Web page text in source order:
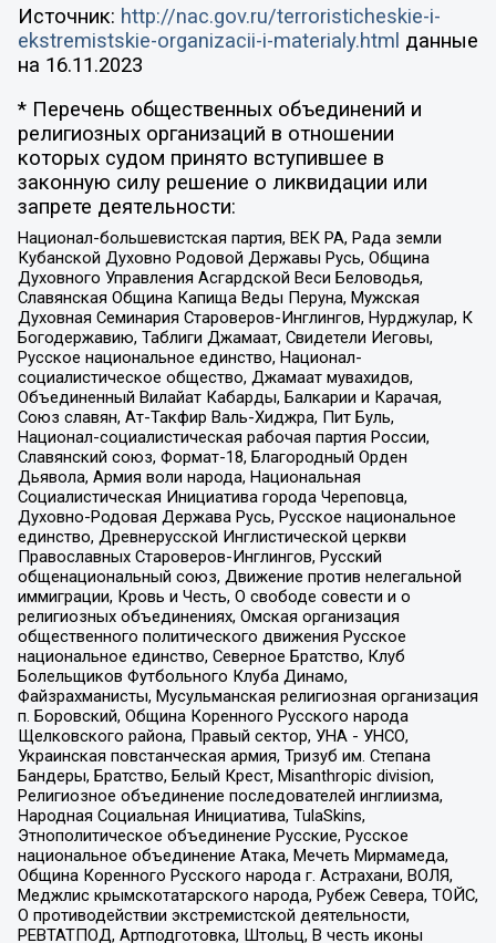
Источник: http://nac.gov.ru/terroristicheskie-i-
ekstremistskie-organizacii-i-materialy.html данные
на 16.11.2023
* Перечень общественных объединений и
религиозных организаций в отношении
которых судом принято вступившее в
законную силу решение о ликвидации или
запрете деятельности:
Национал-большевистская партия, ВЕК РА, Рада земли
Кубанской Духовно Родовой Державы Русь, Община
Духовного Управления Асгардской Веси Беловодья,
Славянская Община Капища Веды Перуна, Мужская
Духовная Семинария Староверов-Инглингов, Нурджулар, К
Богодержавию, Таблиги Джамаат, Свидетели Иеговы,
Русское национальное единство, Национал-
социалистическое общество, Джамаат мувахидов,
Объединенный Вилайат Кабарды, Балкарии и Карачая,
Союз славян, Ат-Такфир Валь-Хиджра, Пит Буль,
Национал-социалистическая рабочая партия России,
Славянский союз, Формат-18, Благородный Орден
Дьявола, Армия воли народа, Национальная
Социалистическая Инициатива города Череповца,
Духовно-Родовая Держава Русь, Русское национальное
единство, Древнерусской Инглистической церкви
Православных Староверов-Инглингов, Русский
общенациональный союз, Движение против нелегальной
иммиграции, Кровь и Честь, О свободе совести и о
религиозных объединениях, Омская организация
общественного политического движения Русское
национальное единство, Северное Братство, Клуб
Болельщиков Футбольного Клуба Динамо,
Файзрахманисты, Мусульманская религиозная организация
п. Боровский, Община Коренного Русского народа
Щелковского района, Правый сектор, УНА - УНСО,
Украинская повстанческая армия, Тризуб им. Степана
Бандеры, Братство, Белый Крест, Misanthropic division,
Религиозное объединение последователей инглиизма,
Народная Социальная Инициатива, TulaSkins,
Этнополитическое объединение Русские, Русское
национальное объединение Атака, Мечеть Мирмамеда,
Община Коренного Русского народа г. Астрахани, ВОЛЯ,
Меджлис крымскотатарского народа, Рубеж Севера, ТОЙС,
О противодействии экстремистской деятельности,
РЕВТАТПОД, Артподготовка, Штольц, В честь иконы